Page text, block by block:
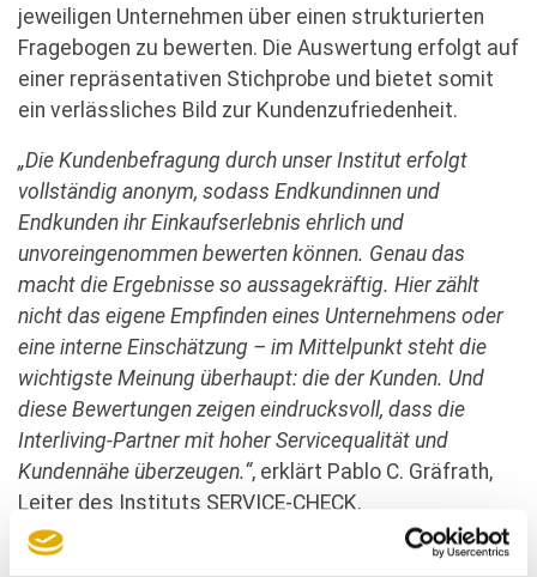
jeweiligen Unternehmen über einen strukturierten
Fragebogen zu bewerten. Die Auswertung erfolgt auf
einer repräsentativen Stichprobe und bietet somit
ein verlässliches Bild zur Kundenzufriedenheit.
„Die Kundenbefragung durch unser Institut erfolgt
vollständig anonym, sodass Endkundinnen und
Endkunden ihr Einkaufserlebnis ehrlich und
unvoreingenommen bewerten können. Genau das
macht die Ergebnisse so aussagekräftig. Hier zählt
nicht das eigene Empfinden eines Unternehmens oder
eine interne Einschätzung – im Mittelpunkt steht die
wichtigste Meinung überhaupt: die der Kunden. Und
diese Bewertungen zeigen eindrucksvoll, dass die
Interliving-Partner mit hoher Servicequalität und
Kundennähe überzeugen.“, erklärt Pablo C. Gräfrath,
Leiter des Instituts SERVICE-CHECK.